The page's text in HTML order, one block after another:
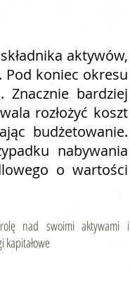
aktywów,
Pod koniec okresu
Znacznie bardziej
rozłożyć koszt
budżetowanie.
nabywania
o wartości
nad swoimi aktywami i
kapitałowe